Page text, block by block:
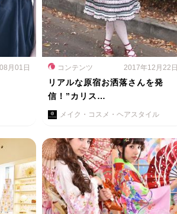
月01日 コンテンツ 2017年12月22日
リアルな原宿お洒落さんを発
信！”カリス…
メイク・コスメ・ヘアスタイル